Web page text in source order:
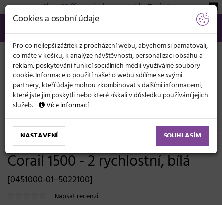
Sleva 20 %na pánskou kosmetikuBeviro!
566 440 099
info@svetkadernictvi.cz
Po−pá: 8−17
Vše o nákupu Kč
KATEGORIE
MENU
Elektronika Klimazony, sušící helmy a napařovače
Sušící helma na rameni Ultron
Corail 1500 - 2 rychlostní, bílá
[0451000-01+5022100]
Napsat recenzi
Cookies a osobní údaje
Pro co nejlepší zážitek z procházení webu, abychom si pamatovali,
co máte v košíku, k analýze návštěvnosti, personalizaci obsahu a
reklam, poskytování funkcí sociálních médií využíváme soubory
cookie. Informace o použití našeho webu sdílíme se svými
partnery, kteří údaje mohou zkombinovat s dalšími informacemi,
které jste jim poskytli nebo které získali v důsledku používání jejich
služeb.
Více informací
NASTAVENÍ SOUHLASÍM